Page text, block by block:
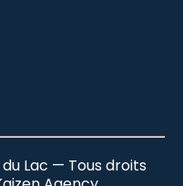
Lac — Tous droits